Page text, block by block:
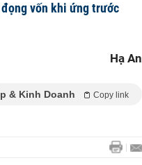
vốn khi ứng trước
Hạ An
& Kinh Doanh Copy link